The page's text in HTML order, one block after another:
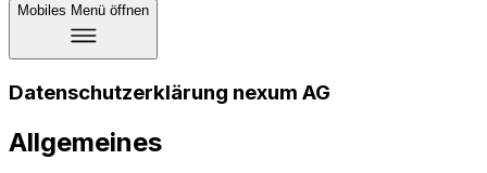
Mobiles Menü öffnen
Daten­schutzer­klärung nexum AG
Allgemeines